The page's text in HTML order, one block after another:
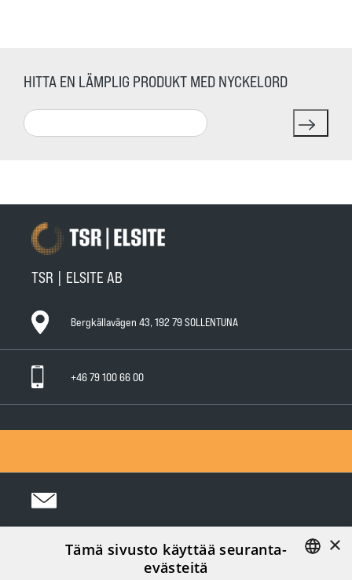
HITTA EN LÄMPLIG PRODUKT MED NYCKELORD
Search
TSR | ELSITE AB
Bergkällavägen 43, 192 79 SOLLENTUNA
+46 79 100 66 00
×
Tämä sivusto käyttää seuranta-
evästeitä